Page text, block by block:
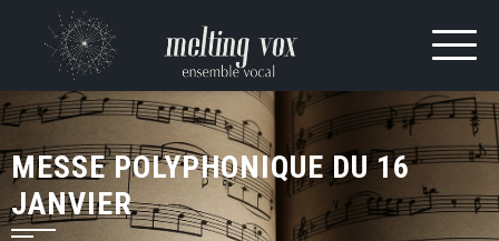
MESSE POLYPHONIQUE DU 16
JANVIER